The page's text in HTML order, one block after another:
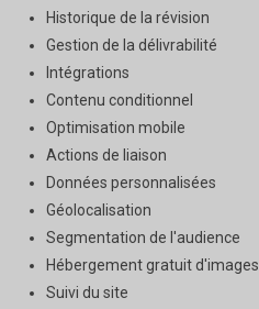
Historique de la révision
Gestion de la délivrabilité
Intégrations
Contenu conditionnel
Optimisation mobile
Actions de liaison
Données personnalisées
Géolocalisation
Segmentation de l'audience
Hébergement gratuit d'images
Suivi du site